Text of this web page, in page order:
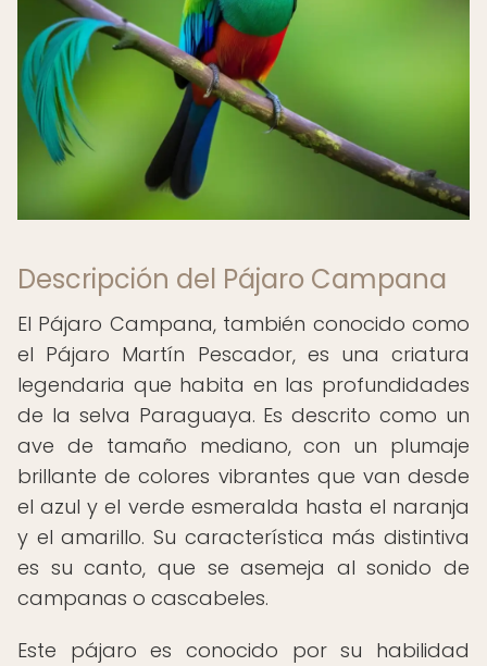
Descripción del Pájaro Campana
El Pájaro Campana, también conocido como
el Pájaro Martín Pescador, es una criatura
legendaria que habita en las profundidades
de la selva Paraguaya. Es descrito como un
ave de tamaño mediano, con un plumaje
brillante de colores vibrantes que van desde
el azul y el verde esmeralda hasta el naranja
y el amarillo. Su característica más distintiva
es su canto, que se asemeja al sonido de
campanas o cascabeles.
Este pájaro es conocido por su habilidad